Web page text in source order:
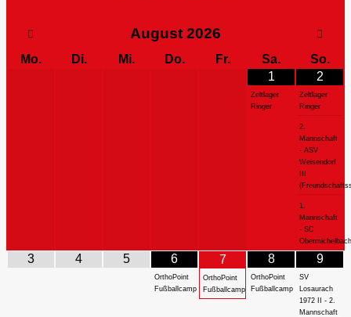
August 2026
Mo. Di. Mi. Do. Fr. Sa.
So.
1
Zeltlager
Ringer
2
Zeltlager
Ringer
2.
Mannschaft
- ASV
Weisendorf
1.
Mannschaft
- SC
Obermichelbach
3 4 5 6
OrthoPoint
Fußballcamp
7
OrthoPoint
Fußballcamp
8
OrthoPoint
Fußballcamp
9
SV
Losaurach
1972 II - 2.
Mannschaft